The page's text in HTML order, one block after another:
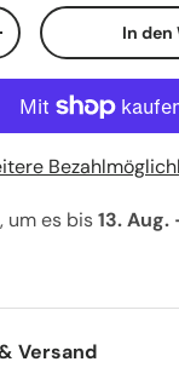
erhöhen In den
um es bis13. Aug.
Versand